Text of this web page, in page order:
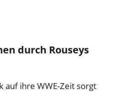
durch Rouseys
auf ihre WWE-Zeit sorgt